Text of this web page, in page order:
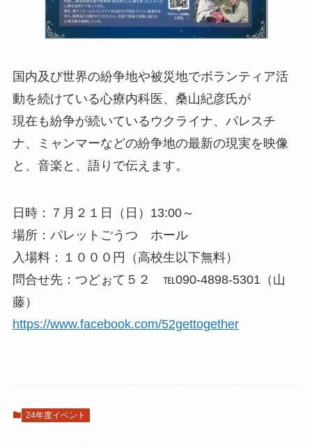
国内及び世界の紛争地や被災地でボランティア活
動を続けている心療内科医、桑山紀彦氏が
現在も紛争が続いているウクライナ、パレスチ
ナ、ミャンマーなどの紛争地の最新の現実を映像
と、音楽と、語りで伝えます。
​日時：７月２１日（日）13:00～
場所：パレットごうつ ホール
入場料：１０００円（高校生以下無料）
問合せ先：つどぉて５２ ℡090-4898-5301（山
藤）
https://www.facebook.com/52gettogether
24年度イベント